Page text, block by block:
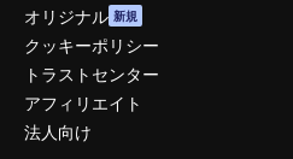
オリジナル 新規
クッキーポリシー
トラストセンター
アフィリエイト
法人向け